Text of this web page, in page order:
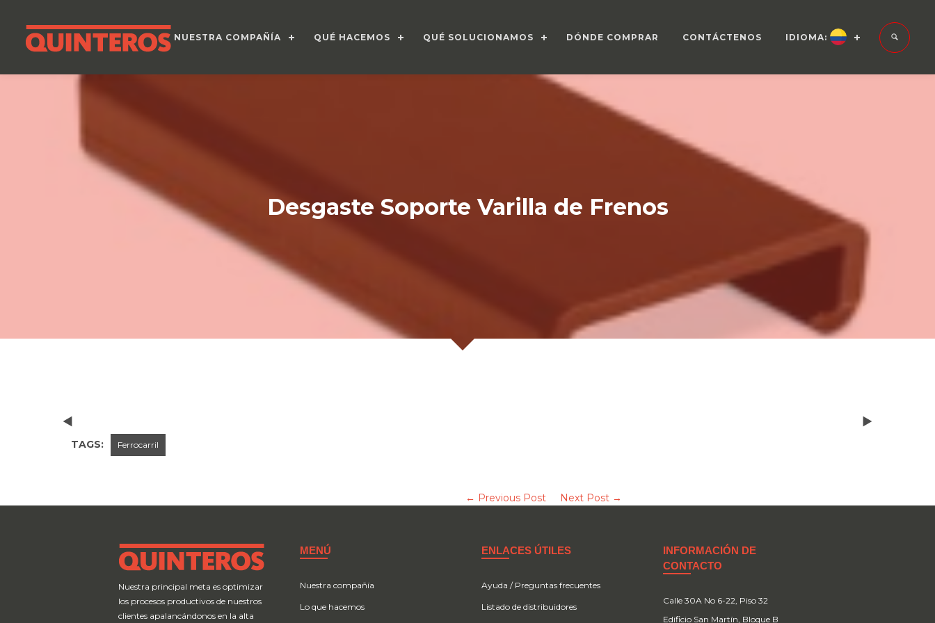
NUESTRA COMPAÑÍA QUÉ HACEMOS QUÉ SOLUCIONAMOS DÓNDE COMPRAR CONTÁCTENOS IDIOMA:
Desgaste Soporte Varilla de Frenos
TAGS: Ferrocarril
← Previous Post Next Post →
Nuestra principal meta es optimizar
los procesos productivos de nuestros
clientes apalancándonos en la alta
MENÚ
Nuestra compañía
Lo que hacemos
ENLACES ÚTILES
Ayuda / Preguntas frecuentes
Listado de distribuidores
INFORMACIÓN DE
CONTACTO
Calle 30A No 6-22, Piso 32
Edificio San Martín, Bloque B